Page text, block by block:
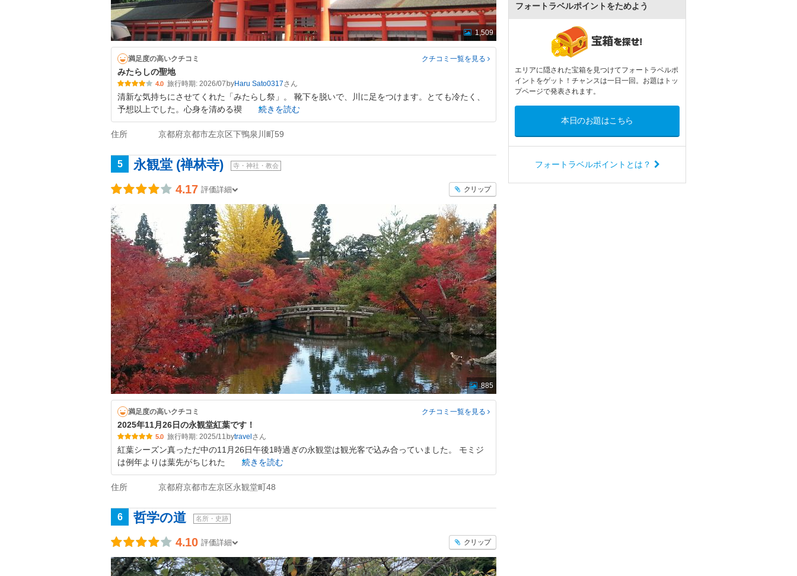
1,509
満足度の高いクチコミ クチコミ一覧を見る
みたらしの聖地
4.0 旅行時期: 2026/07 byHaru Sato0317
清新な気持ちにさせてくれた「みたらし祭」。 靴下を脱いで、川に足をつけます。とても冷たく、
予想以上でした。心身を清める禊
続きを読む
住所 京都府京都市左京区下鴨泉川町59
5 永観堂 (禅林寺) 寺・神社・教会
4.17 評価詳細 クリップ
885
満足度の高いクチコミ クチコミ一覧を見る
2025年11月26日の永観堂紅葉です！
5.0 旅行時期: 2025/11 bytravel
紅葉シーズン真っただ中の11月26日午後1時過ぎの永観堂は観光客で込み合っていました。 モミジ
は例年よりは葉先がちじれた
続きを読む
住所 京都府京都市左京区永観堂町48
6 哲学の道 名所・史跡
4.10 評価詳細 クリップ
フォートラベルポイントをためよう
エリアに隠された宝箱を見つけてフォートラベルポ
イントをゲット！チャンスは一日一回。お題はトッ
プページで発表されます。
本日のお題はこちら
フォートラベルポイントとは？